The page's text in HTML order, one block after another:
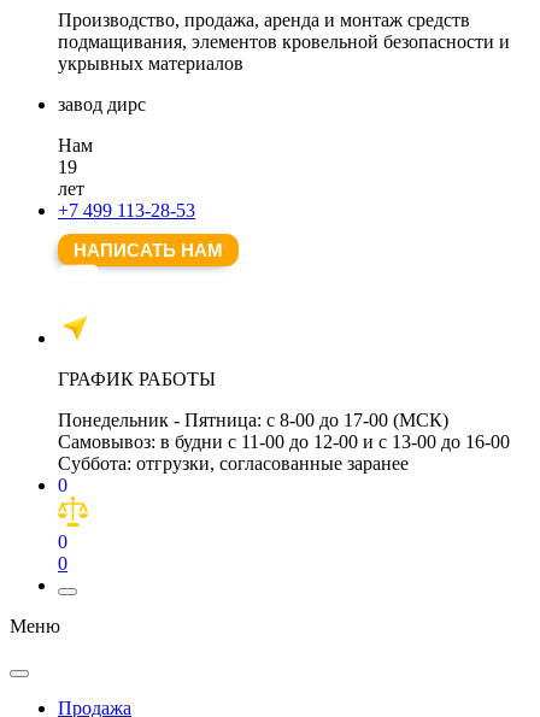
Производство, продажа, аренда и монтаж средств
подмащивания, элементов кровельной безопасности и
укрывных материалов
завод дирс
Нам
19
лет
+7 499 113-28-53
НАПИСАТЬ НАМ
ГРАФИК РАБОТЫ
Понедельник - Пятница: с 8-00 до 17-00 (МСК)
Самовывоз: в будни с 11-00 до 12-00 и с 13-00 до 16-00
Суббота: отгрузки, согласованные заранее
0
0
0
Меню
Продажа